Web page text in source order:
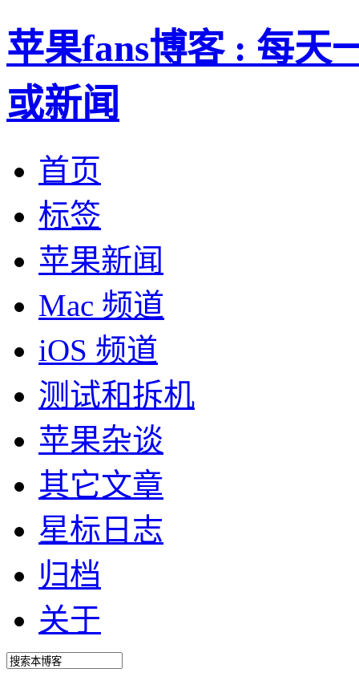
苹果fans博客 : 每天
或新闻
首页
标签
苹果新闻
Mac 频道
iOS 频道
测试和拆机
苹果杂谈
其它文章
星标日志
归档
关于